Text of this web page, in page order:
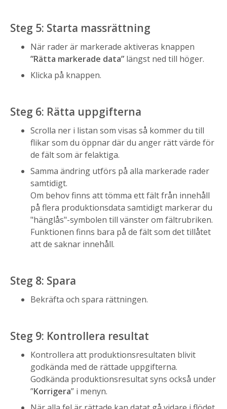
Steg 5: Starta massrättning
När rader är markerade aktiveras knappen
”Rätta markerade data” längst ned till höger.
Klicka på knappen.
Steg 6: Rätta uppgifterna
Scrolla ner i listan som visas så kommer du till
flikar som du öppnar där du anger rätt värde för
de fält som är felaktiga.
Samma ändring utförs på alla markerade rader
samtidigt.
Om behov finns att tömma ett fält från innehåll
på flera produktionsdata samtidigt markerar du
"hänglås"-symbolen till vänster om fältrubriken.
Funktionen finns bara på de fält som det tillåtet
att de saknar innehåll.
Steg 8: Spara
Bekräfta och spara rättningen.
Steg 9: Kontrollera resultat
Kontrollera att produktionsresultaten blivit
godkända med de rättade uppgifterna.
Godkända produktionsresultat syns också under
”Korrigera” i menyn.